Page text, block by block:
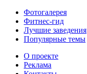
Фотогалерея
Фитнес-гид
Лучшие заведения
Популярные темы
О проекте
Реклама